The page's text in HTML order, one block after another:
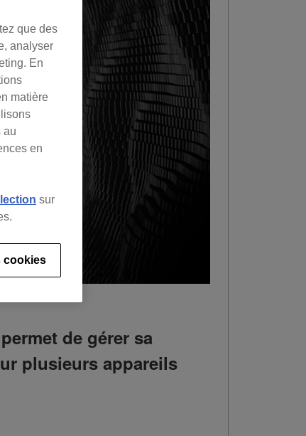
de gérer sa
plusieurs appareils
que des
analyser
En
matière
au
en
sur
cookies